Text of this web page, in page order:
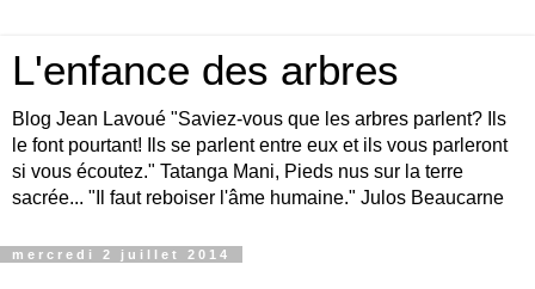
L'enfance des arbres
Blog Jean Lavoué "Saviez-vous que les arbres parlent? Ils
le font pourtant! Ils se parlent entre eux et ils vous parleront
si vous écoutez." Tatanga Mani, Pieds nus sur la terre
sacrée... "Il faut reboiser l'âme humaine." Julos Beaucarne
mercredi 2 juillet 2014